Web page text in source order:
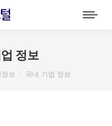
정보
보 국내 기업 정보